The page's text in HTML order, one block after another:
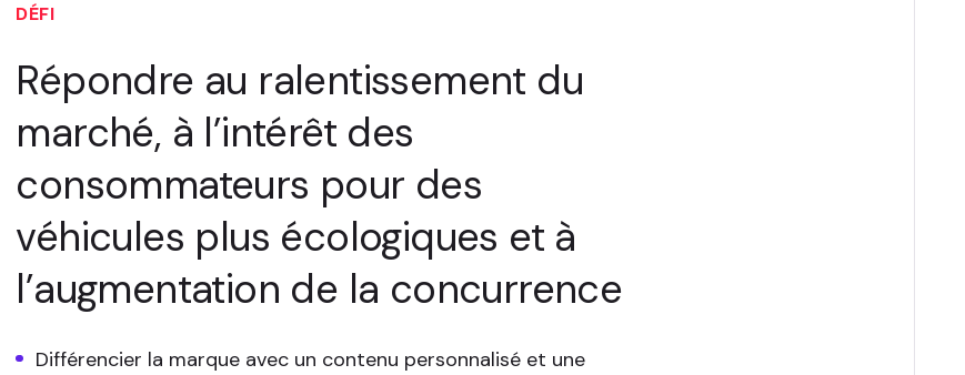
DÉFI
Répondre au ralentissement du
marché, à l’intérêt des
consommateurs pour des
véhicules plus écologiques et à
l’augmentation de la concurrence
Différencier la marque avec un contenu personnalisé et une